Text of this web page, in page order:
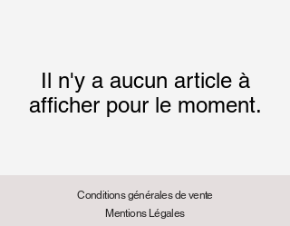
Il n'y a aucun article à
afficher pour le moment.
Conditions générales de vente
Mentions Légales